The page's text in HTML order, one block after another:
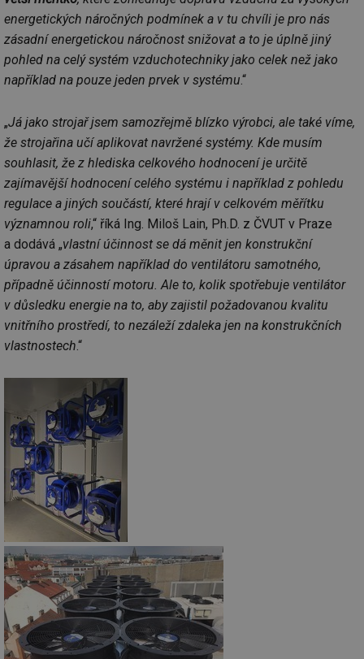
energetických náročných podmínek a v tu chvíli je pro nás
zásadní energetickou náročnost snižovat a to je úplně jiný
pohled na celý systém vzduchotechniky jako celek než jako
například na pouze jeden prvek v systému.“
„Já jako strojař jsem samozřejmě blízko výrobci, ale také víme,
že strojařina učí aplikovat navržené systémy. Kde musím
souhlasit, že z hlediska celkového hodnocení je určitě
zajímavější hodnocení celého systému i například z pohledu
regulace a jiných součástí, které hrají v celkovém měřítku
významnou roli,“ říká Ing. Miloš Lain, Ph.D. z ČVUT v Praze
a dodává „vlastní účinnost se dá měnit jen konstrukční
úpravou a zásahem například do ventilátoru samotného,
případně účinností motoru. Ale to, kolik spotřebuje ventilátor
v důsledku energie na to, aby zajistil požadovanou kvalitu
vnitřního prostředí, to nezáleží zdaleka jen na konstrukčních
vlastnostech.“